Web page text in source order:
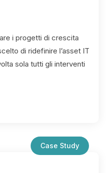
i progetti di crescita
di ridefinire l’asset IT
sola tutti gli interventi
Case Study